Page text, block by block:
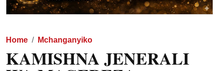
Home Mchanganyiko
KAMISHNA JENERALI